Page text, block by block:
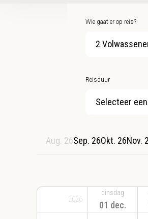
Wie gaat er op reis?
2
Reisduur
Selecteer
Aug. 26Sep. 26Okt. 26Nov.
2026
dinsdag
01 dec.